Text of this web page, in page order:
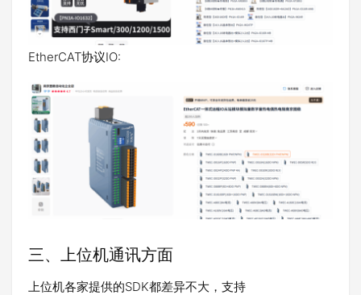
EtherCAT协议IO:
三、上位机通讯方面
上位机各家提供的SDK都差异不大，支持